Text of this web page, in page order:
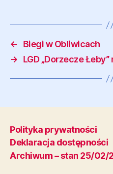
←
Biegi w Obliwicach
→
LGD „Dorzecze
Polityka prywatności
Deklaracja dostępności
Archiwum – stan 25/02/